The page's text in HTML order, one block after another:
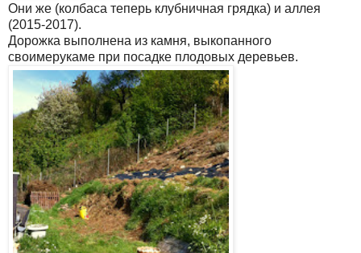
Они же (колбаса теперь клубничная грядка) и аллея
(2015-2017).
Дорожка выполнена из камня, выкопанного
своимерукаме при посадке плодовых деревьев.